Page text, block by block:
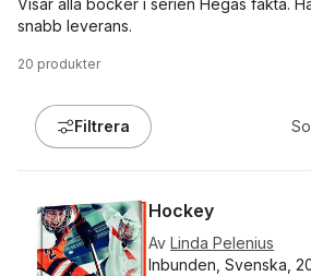
Visar alla böcker i serien Hegas fakta.
snabb leverans.
20 produkter
Filtrera
Hockey
Av Linda Pelenius
Inbunden, Svenska,